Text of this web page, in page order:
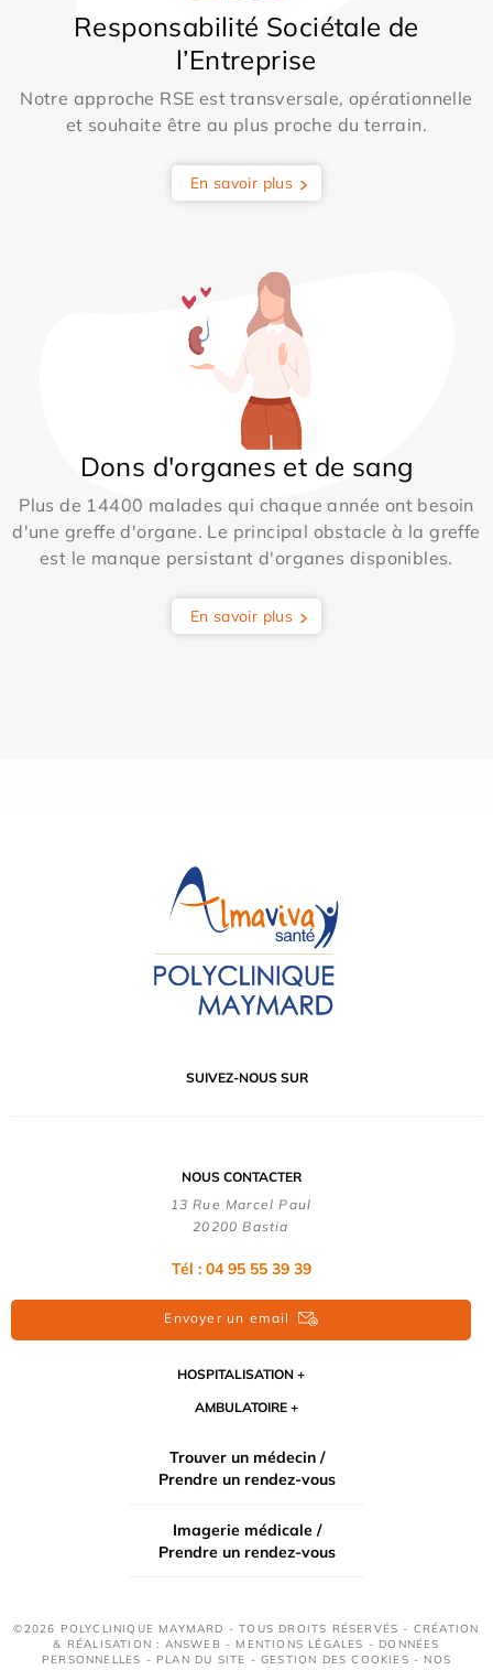
Responsabilité Sociétale de
l’Entreprise
Notre approche RSE est transversale, opérationnelle
et souhaite être au plus proche du terrain.
En savoir plus
Dons d'organes et de sang
Plus de 14400 malades qui chaque année ont besoin
d'une greffe d'organe. Le principal obstacle à la greffe
est le manque persistant d'organes disponibles.
En savoir plus
SUIVEZ-NOUS SUR
NOUS CONTACTER
13 Rue Marcel Paul
20200 Bastia
Tél : 04 95 55 39 39
Envoyer un email
HOSPITALISATION
AMBULATOIRE
Trouver un médecin /
Prendre un rendez-vous
Imagerie médicale /
Prendre un rendez-vous
©2026 POLYCLINIQUE MAYMARD - TOUS DROITS RÉSERVÉS - CRÉATION
& RÉALISATION : ANSWEB - MENTIONS LÉGALES - DONNÉES
PERSONNELLES - PLAN DU SITE - GESTION DES COOKIES - NOS